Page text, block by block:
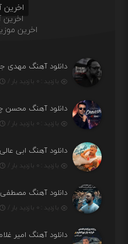
اخرین
اخرین
اخرین
دانلود آهنگ مهدی
بازدید : ۰ بازدید بار /
دانلود آهنگ محسن
بازدید : ۰ بازدید بار /
دانلود آهنگ ابی
بازدید : ۰ بازدید بار /
بازدید : ۰ بازدید بار /